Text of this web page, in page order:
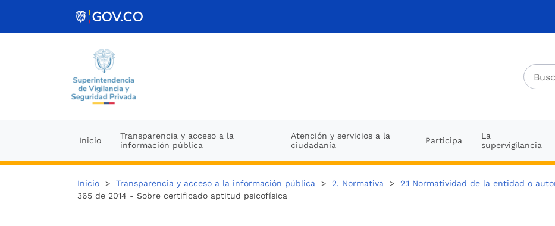
Inicio
Transparencia y acceso a la
información pública
Atención y servicios a la
ciudadanía
Participa
La
supervigilancia
Inicio > Transparencia y acceso a la información pública > 2. Normativa > 2.1 Normatividad de la entidad o
365 de 2014 - Sobre certificado aptitud psicofísica